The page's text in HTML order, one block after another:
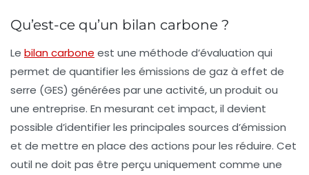
Qu’est-ce qu’un bilan carbone ?
Le bilan carbone est une méthode d’évaluation qui
permet de quantifier les émissions de gaz à effet de
serre (GES) générées par une activité, un produit ou
une entreprise. En mesurant cet impact, il devient
possible d’identifier les principales sources d’émission
et de mettre en place des actions pour les réduire. Cet
outil ne doit pas être perçu uniquement comme une